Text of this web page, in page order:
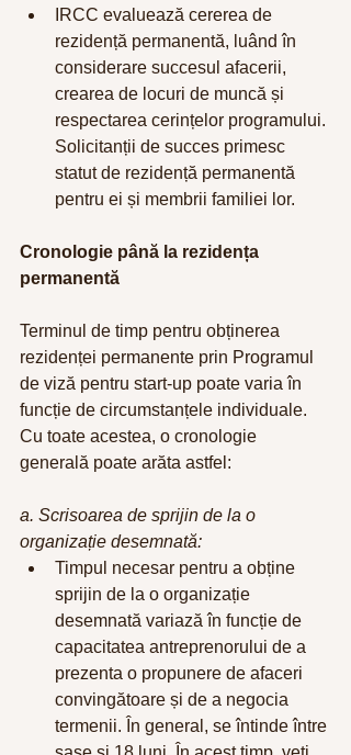
IRCC evaluează cererea de
rezidență permanentă, luând în
considerare succesul afacerii,
crearea de locuri de muncă și
respectarea cerințelor programului.
Solicitanții de succes primesc
statut de rezidență permanentă
pentru ei și membrii familiei lor.
Cronologie până la rezidența
permanentă
Terminul de timp pentru obținerea
rezidenței permanente prin Programul
de viză pentru start-up poate varia în
funcție de circumstanțele individuale.
Cu toate acestea, o cronologie
generală poate arăta astfel:
a. Scrisoarea de sprijin de la o
organizație desemnată:
Timpul necesar pentru a obține
sprijin de la o organizație
desemnată variază în funcție de
capacitatea antreprenorului de a
prezenta o propunere de afaceri
convingătoare și de a negocia
termenii. În general, se întinde între